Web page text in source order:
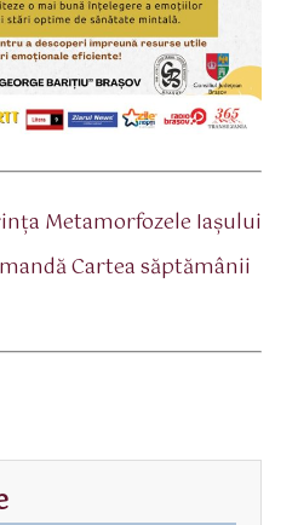
Metamorfozele Iaşului
Cartea săptămânii